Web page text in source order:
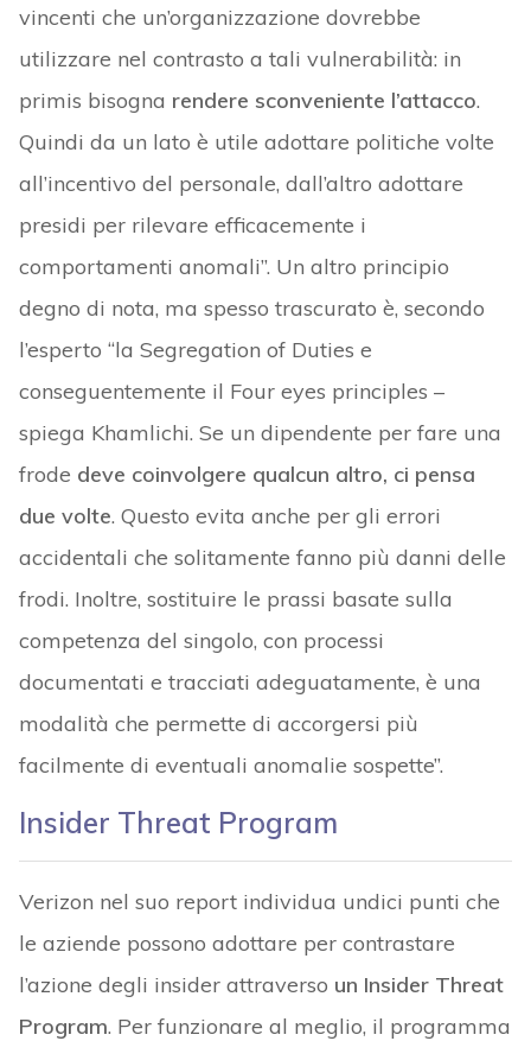
vincenti che un’organizzazione dovrebbe
utilizzare nel contrasto a tali vulnerabilità: in
primis bisogna rendere sconveniente l’attacco.
Quindi da un lato è utile adottare politiche volte
all’incentivo del personale, dall’altro adottare
presidi per rilevare efficacemente i
comportamenti anomali”. Un altro principio
degno di nota, ma spesso trascurato è, secondo
l’esperto “la Segregation of Duties e
conseguentemente il Four eyes principles –
spiega Khamlichi. Se un dipendente per fare una
frode deve coinvolgere qualcun altro, ci pensa
due volte. Questo evita anche per gli errori
accidentali che solitamente fanno più danni delle
frodi. Inoltre, sostituire le prassi basate sulla
competenza del singolo, con processi
documentati e tracciati adeguatamente, è una
modalità che permette di accorgersi più
facilmente di eventuali anomalie sospette”.
Insider Threat Program
Verizon nel suo report individua undici punti che
le aziende possono adottare per contrastare
l’azione degli insider attraverso un Insider Threat
Program. Per funzionare al meglio, il programma